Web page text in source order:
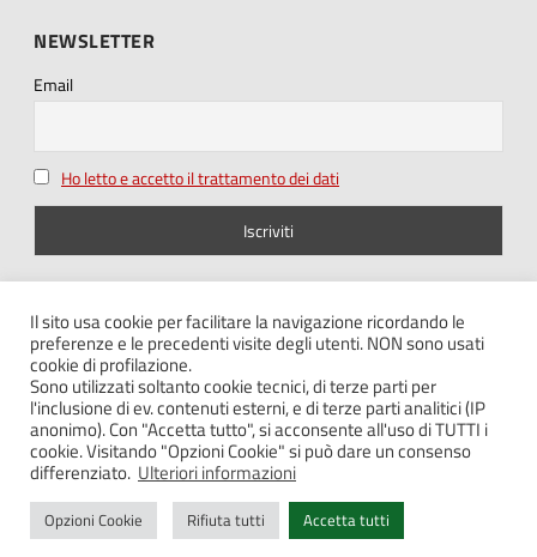
NEWSLETTER
Email
Ho letto e accetto il trattamento dei dati
SEGUICI SU
Note legali – Privacy
Contatti
Il sito usa cookie per facilitare la navigazione ricordando le
preferenze e le precedenti visite degli utenti. NON sono usati
cookie di profilazione.
Sono utilizzati soltanto cookie tecnici, di terze parti per
l'inclusione di ev. contenuti esterni, e di terze parti analitici (IP
anonimo). Con "Accetta tutto", si acconsente all'uso di TUTTI i
cookie. Visitando "Opzioni Cookie" si può dare un consenso
differenziato. Ulteriori informazioni
Opzioni Cookie Rifiuta tutti Accetta tutti